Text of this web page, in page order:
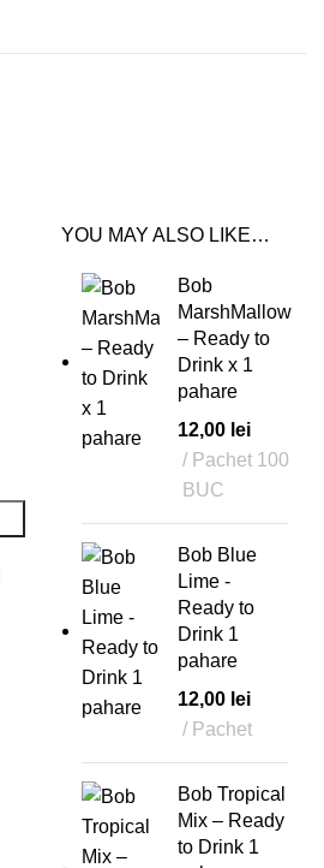
YOU MAY ALSO LIKE…
Bob
MarshMallow
– Ready to
Drink x 1
pahare
12,00 lei
Pachet 100
BUC
Bob Blue
Lime -
Ready to
Drink 1
pahare
12,00 lei
Pachet
Bob Tropical
Mix – Ready
to Drink 1